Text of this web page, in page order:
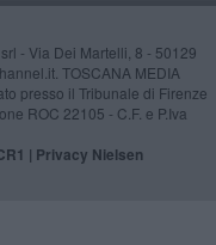
- Via Dei Martelli, 8 - 50129
TOSCANA MEDIA
presso il Tribunale di Firenze
ROC 22105 - C.F. e P.Iva
| Privacy Nielsen